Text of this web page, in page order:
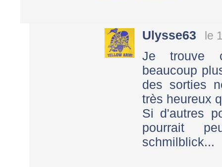
Ulysse63 le
Je trouve
beaucoup
des sorties
très heureux
Si d'autres
pourrait
schmilblick...